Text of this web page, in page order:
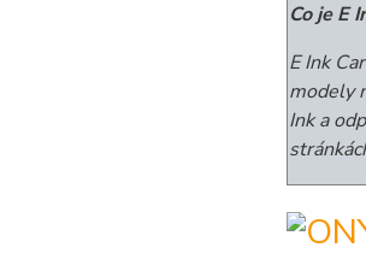
Co je E
E Ink
modely
Ink a